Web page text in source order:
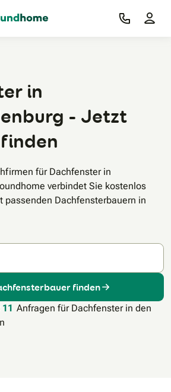
Zum Hauptinhalt
in
- Jetzt
für Dachfenster in
verbindet Sie kostenlos
passenden Dachfensterbauern in
finden
Anfragen für Dachfenster in den